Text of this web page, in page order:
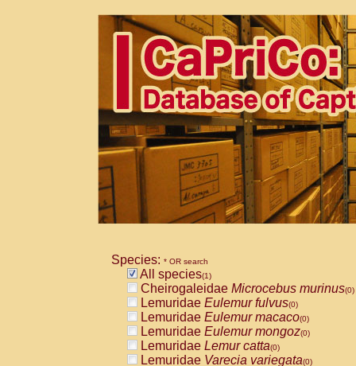
Species: * OR search
All species(1)
Cheirogaleidae Microcebus murinus(0)
Lemuridae Eulemur fulvus(0)
Lemuridae Eulemur macaco(0)
Lemuridae Eulemur mongoz(0)
Lemuridae Lemur catta(0)
Lemuridae Varecia variegata(0)